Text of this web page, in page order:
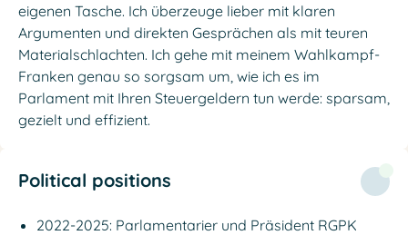
eigenen Tasche. Ich überzeuge lieber mit klaren
Argumenten und direkten Gesprächen als mit teuren
Materialschlachten. Ich gehe mit meinem Wahlkampf-
Franken genau so sorgsam um, wie ich es im
Parlament mit Ihren Steuergeldern tun werde: sparsam,
gezielt und effizient.
Political positions
2022-2025: Parlamentarier und Präsident RGPK